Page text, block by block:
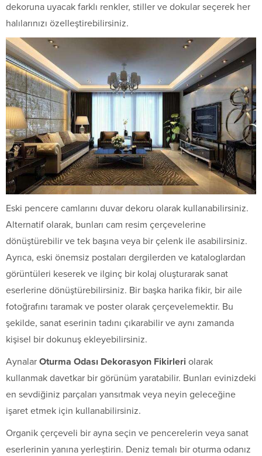
dekoruna uyacak farklı renkler, stiller ve dokular seçerek her
halılarınızı özelleştirebilirsiniz.
Eski pencere camlarını duvar dekoru olarak kullanabilirsiniz.
Alternatif olarak, bunları cam resim çerçevelerine
dönüştürebilir ve tek başına veya bir çelenk ile asabilirsiniz.
Ayrıca, eski önemsiz postaları dergilerden ve kataloglardan
görüntüleri keserek ve ilginç bir kolaj oluşturarak sanat
eserlerine dönüştürebilirsiniz. Bir başka harika fikir, bir aile
fotoğrafını taramak ve poster olarak çerçevelemektir. Bu
şekilde, sanat eserinin tadını çıkarabilir ve aynı zamanda
kişisel bir dokunuş ekleyebilirsiniz.
Aynalar Oturma Odası Dekorasyon Fikirleri olarak
kullanmak davetkar bir görünüm yaratabilir. Bunları evinizdeki
en sevdiğiniz parçaları yansıtmak veya neyin geleceğine
işaret etmek için kullanabilirsiniz.
Organik çerçeveli bir ayna seçin ve pencerelerin veya sanat
eserlerinin yanına yerleştirin. Deniz temalı bir oturma odanız